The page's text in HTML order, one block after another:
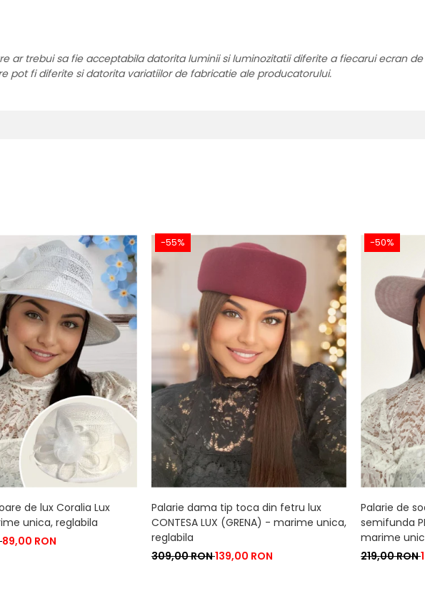
ar trebui sa fie acceptabila datorita luminii si luminozitatii diferite a fiecarui ecran
pot fi diferite si datorita variatiilor de fabricatie ale producatorului.
de lux Coralia Lux
unica, reglabila
89,00 RON
-55%
Palarie dama tip toca din fetru lux
CONTESA LUX (GRENA) - marime unica,
reglabila
309,00 RON139,00 RON
-50%
Palarie de
semifunda
marime
219,00 RON